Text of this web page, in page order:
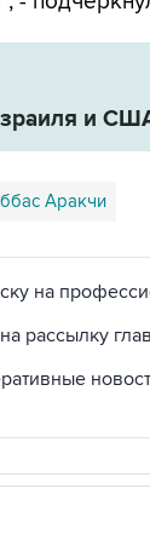
и
Аракчи
на
рассылку